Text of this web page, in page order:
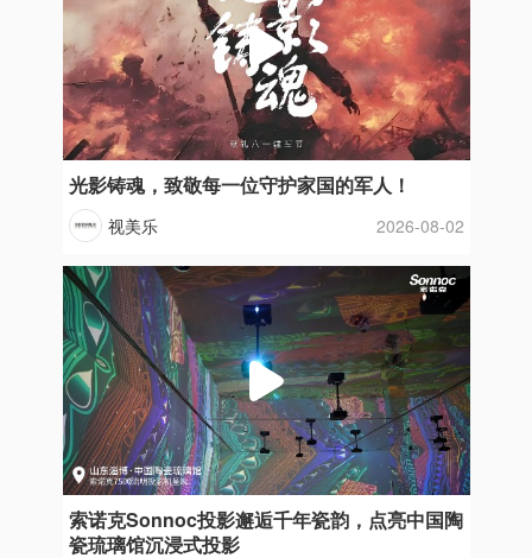
光影铸魂，致敬每一位守护家国的军人！
视美乐 2026-08-02
索诺克Sonnoc投影邂逅千年瓷韵，点亮中国陶
瓷琉璃馆沉浸式投影